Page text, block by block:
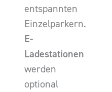
entspannten
Einzelparkern.
E-
Ladestationen
werden
optional